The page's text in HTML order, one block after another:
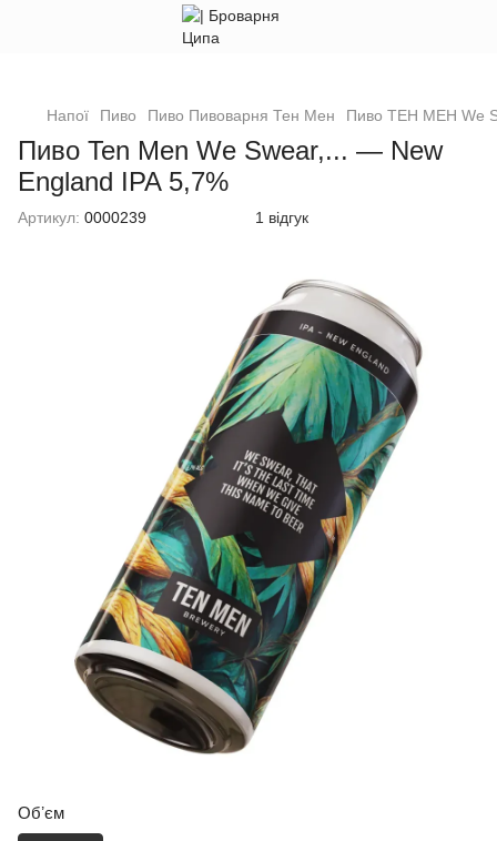
Напої Пиво Пиво Пивоварня Тен Мен Пиво ТЕН МЕН We
Пиво Ten Men We Swear,... — New
England IPA 5,7%
Артикул: 0000239 1 відгук
Обʼєм